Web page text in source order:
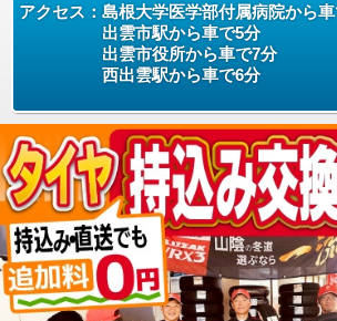
アクセス： 島根大学医学部付属病院から
出雲市駅から車で5分
出雲市役所から車で7分
西出雲駅から車で6分